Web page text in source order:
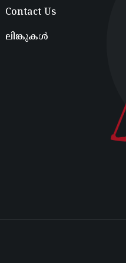
Contact Us
ലിങ്കുകൾ